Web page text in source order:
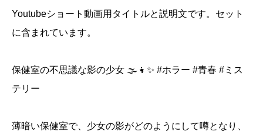
で
れ
の
Youtubeショート動画用タイトルと説明文です。セット
に含まれています。
保健室の不思議な影の少女 🌫️👧✨ #ホラー #青春 #ミス
テリー
薄暗い保健室で、少女の影がどのようにして噂となり、